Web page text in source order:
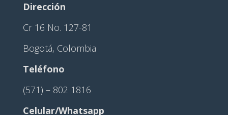
Dirección
Cr 16 No. 127-81
Bogotá, Colombia
Teléfono
(571) – 802 1816
Celular/Whatsapp